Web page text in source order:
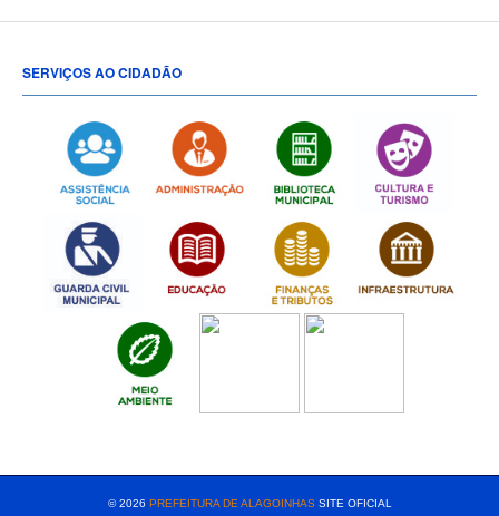
SERVIÇOS AO CIDADÃO
© 2026 PREFEITURA DE ALAGOINHASSITE OFICIAL